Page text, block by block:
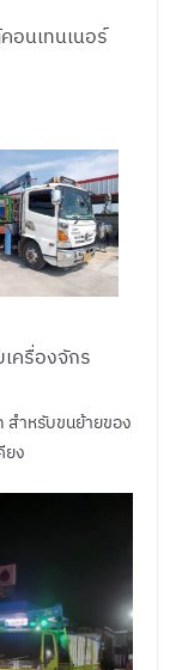
อนเทนเนอร์
ครื่องจักร
สำหรับขนย้ายของ
ยง